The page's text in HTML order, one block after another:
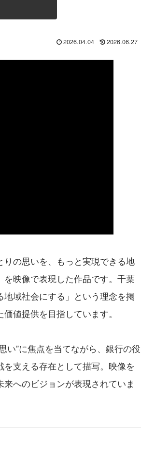
2026.04.04 2026.06.27
の思いを、もっと実現できる地
映像で表現した作品です。千葉
域社会にする」という理念を掲
値提供を目指しています。
い”に焦点を当てながら、銀行の役
支える存在として描写。映像を
へのビジョンが表現されていま